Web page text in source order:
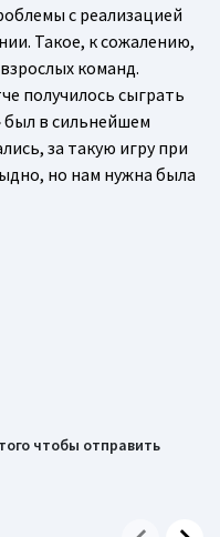
с реализацией
Такое, к сожалению,
команд.
получилось сыграть
был в сильнейшем
за такую игру при
но нам нужна была
чтобы отправить